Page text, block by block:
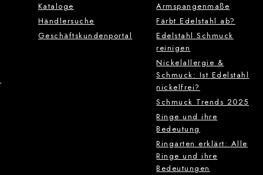
Kataloge
Händlersuche
Geschäftskundenportal
Armspangenmaße
Färbt Edelstahl ab?
Edelstahl Schmuck
reinigen
Nickelallergie &
Schmuck: Ist Edelstahl
nickelfrei?
Schmuck Trends 2025
Ringe und ihre
Bedeutung
Ringarten erklärt: Alle
Ringe und ihre
Bedeutungen